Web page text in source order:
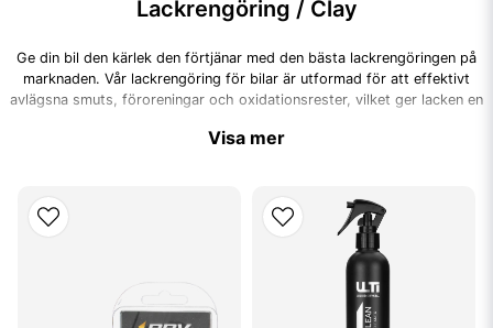
Lackrengöring / Clay
Ge din bil den kärlek den förtjänar med den bästa lackrengöringen på
marknaden. Vår lackrengöring för bilar är utformad för att effektivt
avlägsna smuts, föroreningar och oxidationsrester, vilket ger lacken en
bara en snabb uppfräschning, levererar vår bästa lackrengöring
Frågot och svar
Vad är lackrengöring?
Visa mer